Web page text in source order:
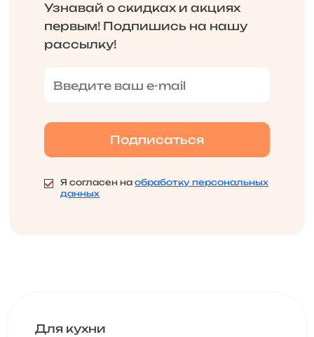
Узнавай о скидках и акциях
первым! Подпишись на нашу
рассылку!
Я согласен наобработку персональных
данных
Для кухни